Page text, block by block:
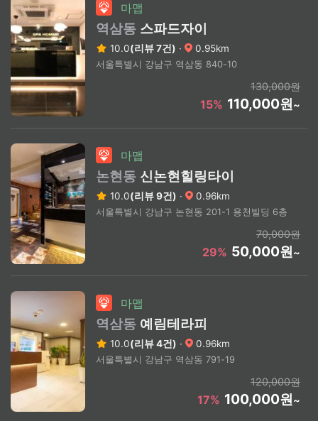
마맵
역삼동 스파드자이
10.0(리뷰 7건) · 0.95km
서울특별시 강남구 역삼동 840-10
130,000원
15% 110,000원~
마맵
논현동 신논현힐링타이
10.0(리뷰 9건) · 0.96km
서울특별시 강남구 논현동 201-1 용천빌딩 6층
70,000원
29% 50,000원~
마맵
역삼동 예림테라피
10.0(리뷰 4건) · 0.96km
서울특별시 강남구 역삼동 791-19
120,000원
17% 100,000원~